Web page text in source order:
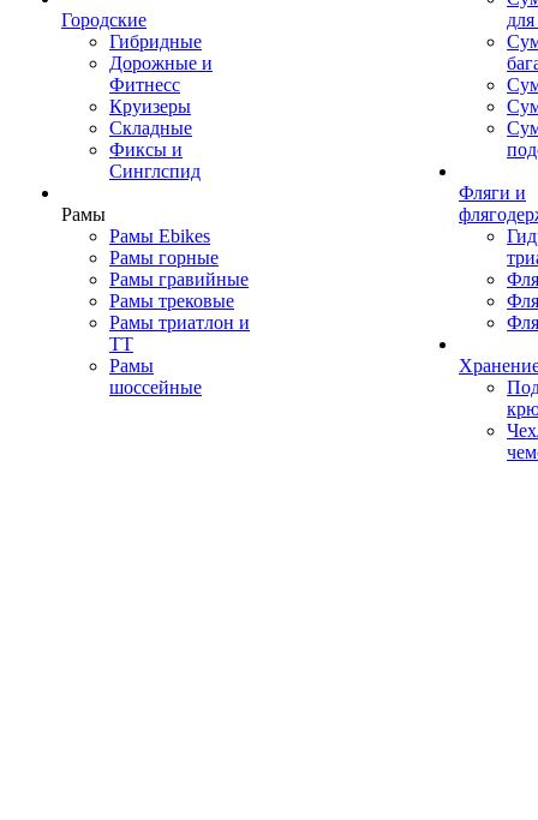
Городские
Гибридные
Дорожные и
Фитнесс
Круизеры
Складные
Фиксы и
Синглспид
Рамы
Рамы Ebikes
Рамы горные
Рамы гравийные
Рамы трековые
Рамы триатлон и
ТТ
Рамы
шоссейные
Фляги и